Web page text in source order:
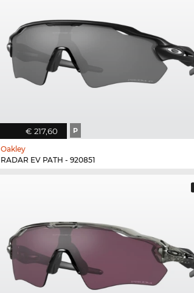
€ 217,60 P
Oakley
RADAR EV PATH - 920851